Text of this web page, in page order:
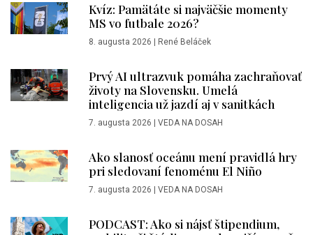
Kvíz: Pamätáte si najväčšie momenty
MS vo futbale 2026?
8. augusta 2026 | René Beláček
Prvý AI ultrazvuk pomáha zachraňovať
životy na Slovensku. Umelá
inteligencia už jazdí aj v sanitkách
7. augusta 2026 | VEDA NA DOSAH
Ako slanosť oceánu mení pravidlá hry
pri sledovaní fenoménu El Niño
7. augusta 2026 | VEDA NA DOSAH
PODCAST: Ako si nájsť štipendium,